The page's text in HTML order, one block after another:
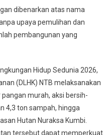
dibenarkan atas nama
upaya pemulihan dan
pembangunan yang
Hidup Sedunia 2026,
(DLHK) NTB melaksanakan
murah, aksi bersih-
4,3 ton sampah, hingga
Hutan Nuraksa Kumbi.
tersebut dapat memperkuat